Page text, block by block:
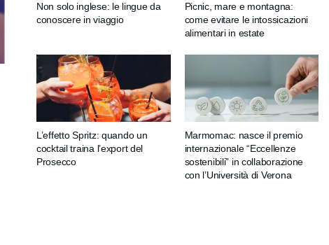
Non solo inglese: le lingue da
conoscere in viaggio
Picnic, mare e montagna:
come evitare le intossicazioni
alimentari in estate
L’effetto Spritz: quando un
cocktail traina l’export del
Prosecco
Marmomac: nasce il premio
internazionale “Eccellenze
sostenibili” in collaborazione
con l’Università di Verona